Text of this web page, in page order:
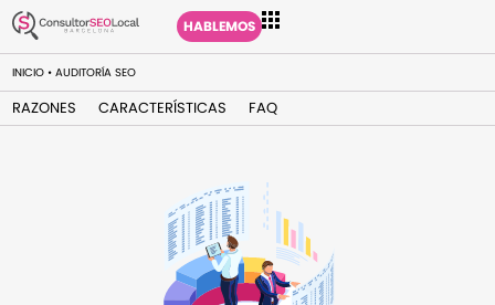
HABLEMOS
INICIO •AUDITORÍA SEO
RAZONES CARACTERÍSTICAS FAQ